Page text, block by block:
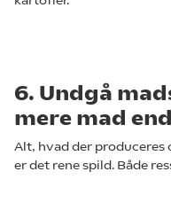
6. Undgå
mere mad
Alt, hvad der produceres
er det rene spild. Både